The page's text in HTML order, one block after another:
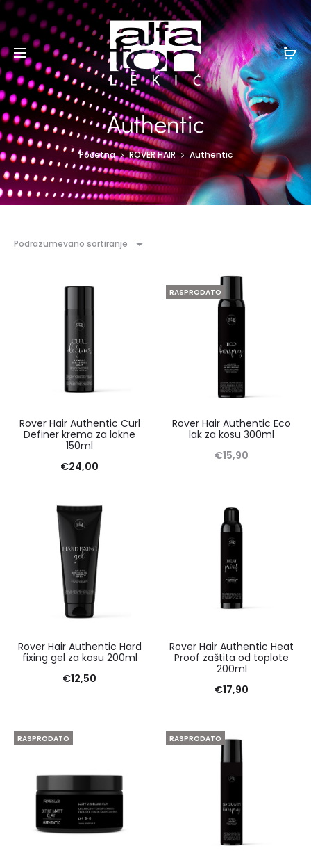
Authentic
Početna ROVER HAIR Authentic
Podrazumevano sortiranje
Rover Hair Authentic Curl
Definer krema za lokne
150ml
€24,00
RASPRODATO
Rover Hair Authentic Eco
lak za kosu 300ml
€15,90
Rover Hair Authentic Hard
fixing gel za kosu 200ml
€12,50
Rover Hair Authentic Heat
Proof zaštita od toplote
200ml
€17,90
RASPRODATO RASPRODATO